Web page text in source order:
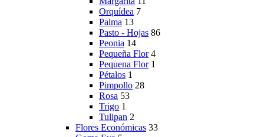
Orquídea 7
Palma 13
Pasto - Hojas 86
Peonia 14
Pequeña Flor 4
Pequena Flor 1
Pétalos 1
Pimpollo 28
Rosa 53
Trigo 1
Tulipan 2
Flores Económicas 33